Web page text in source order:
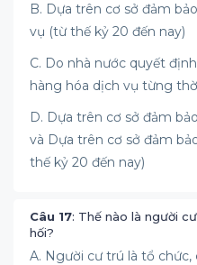
B. Dựa trên cơ sở đảm
vụ (từ thế kỷ 20 đến nay)
C. Do nhà nước quyết
hàng hóa dịch vụ từng
D. Dựa trên cơ sở đảm
và Dựa trên cơ sở đảm
thế kỷ 20 đến nay)
Câu 17: Thế nào là người
hối?
A. Người cư trú là tổ